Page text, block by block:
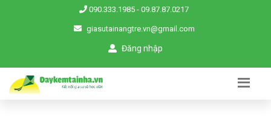
090.333.1985 - 09.87.87.0217
giasutainangtre.vn@gmail.com
Đăng nhập